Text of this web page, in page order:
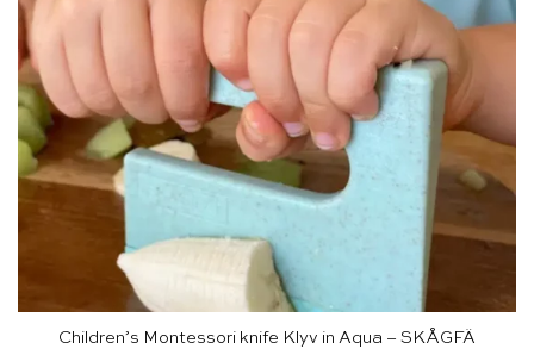
Children’s Montessori knife Klyv in Aqua – SKÅGFÄ